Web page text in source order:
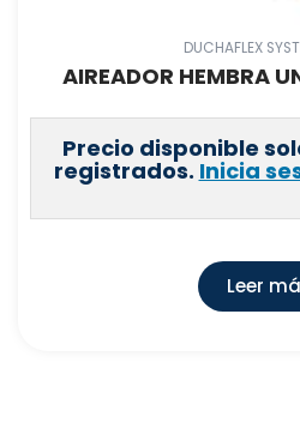
DUCHAFLEX
AIREADOR HEMBRA
Precio disponible
registrados. Inicia
Leer